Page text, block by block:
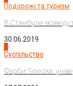
Подорожі та туризм
В Стамбуле
30.06.2019
Суспільство
Фарби Sniezka: